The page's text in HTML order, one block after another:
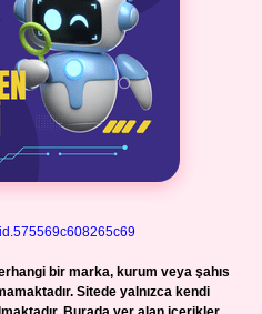
bir marka, kurum veya şahıs
Sitede yalnızca kendi